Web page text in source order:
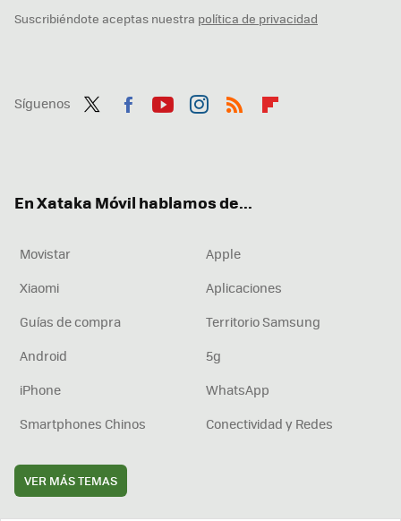
Suscribiéndote aceptas nuestra política de privacidad
Síguenos
En Xataka Móvil hablamos de...
Movistar
Apple
Xiaomi
Aplicaciones
Guías de compra
Territorio Samsung
Android
5g
iPhone
WhatsApp
Smartphones Chinos
Conectividad y Redes
VER MÁS TEMAS